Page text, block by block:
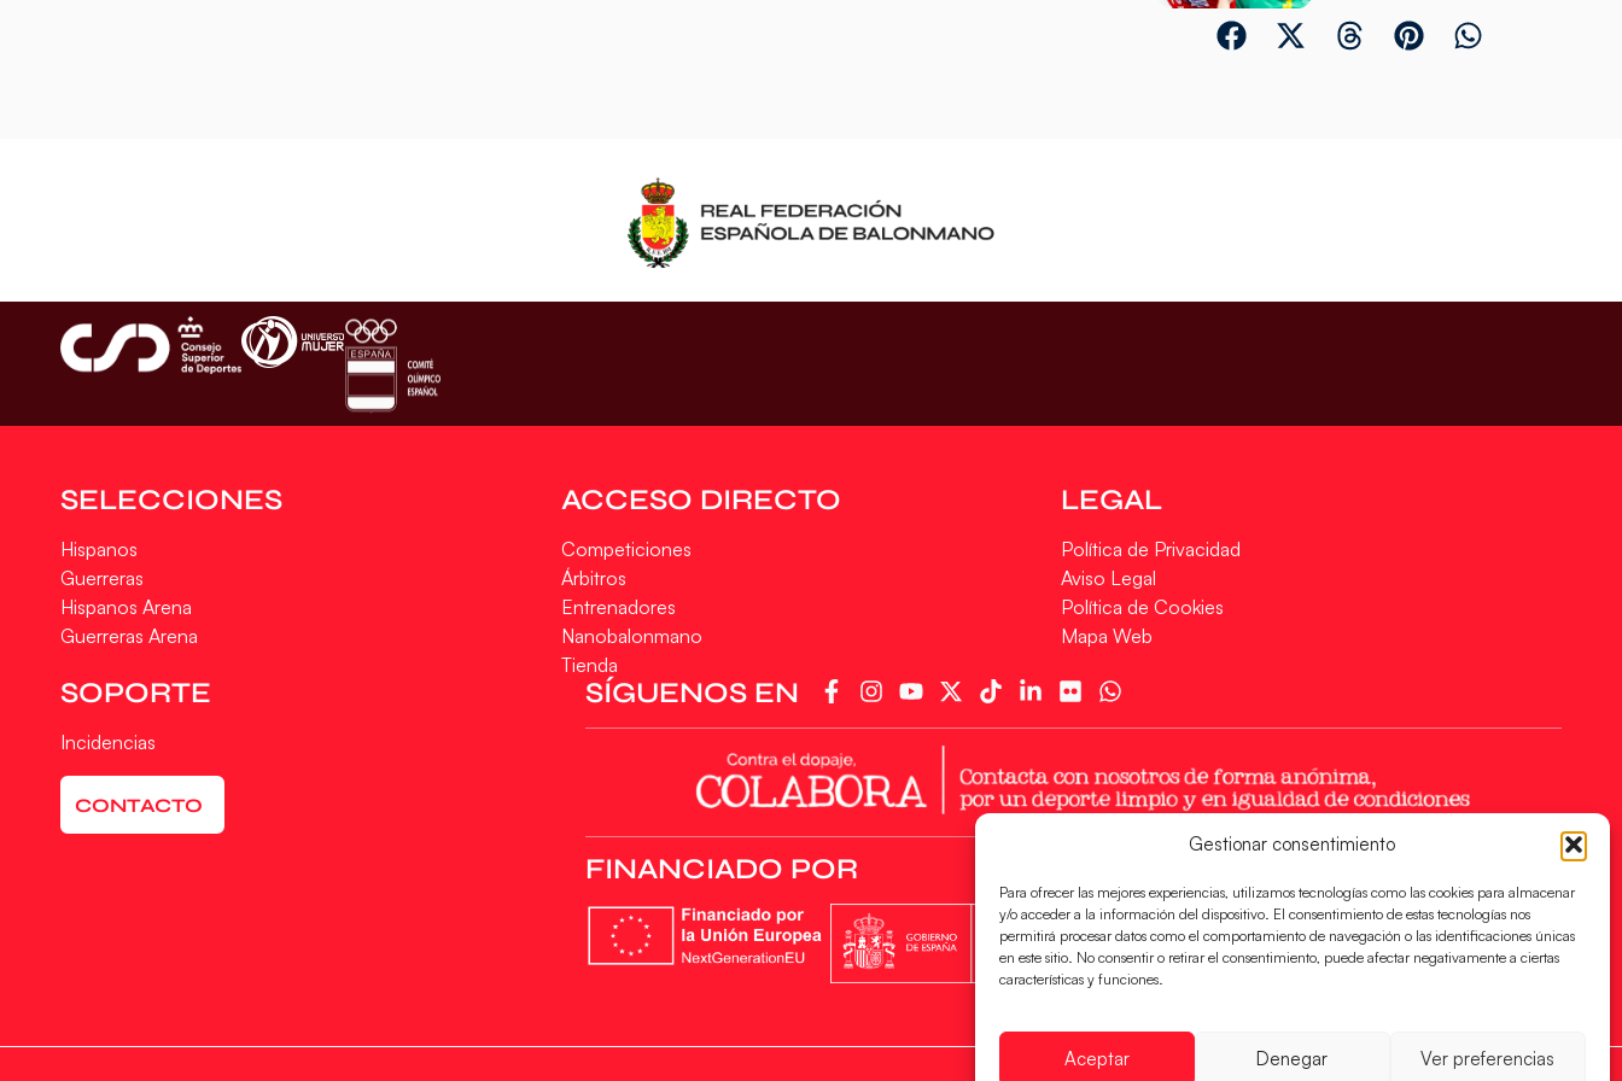
Gestionar consentimiento
Para ofrecer las mejores experiencias, utilizamos tecnologías como las cookies para almacenar
y/o acceder a la información del dispositivo. El consentimiento de estas tecnologías nos
permitirá procesar datos como el comportamiento de navegación o las identificaciones únicas
en este sitio. No consentir o retirar el consentimiento, puede afectar negativamente a ciertas
características y funciones.
Aceptar Denegar Ver preferencias
SELECCIONES
Hispanos
Guerreras
Hispanos Arena
Guerreras Arena
ACCESO DIRECTO
Competiciones
Árbitros
Entrenadores
Nanobalonmano
Tienda
LEGAL
Política de Privacidad
Aviso Legal
Política de Cookies
Mapa Web
SOPORTE
Incidencias
CONTACTO
SÍGUENOS EN
FINANCIADO POR